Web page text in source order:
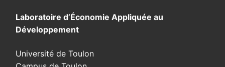
Laboratoire d’Économie Appliquée au
Développement
Université de Toulon